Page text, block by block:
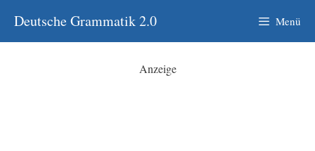
Inhalt
springen
Deutsche Grammatik 2.0 Menü
Anzeige